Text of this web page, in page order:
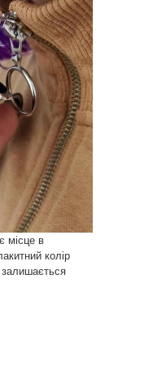
місце в
колір
залишається